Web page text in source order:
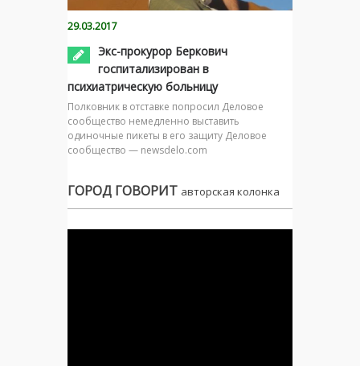
29.03.2017
Экс-прокурор Беркович
госпитализирован в
психиатрическую больницу
Полковник в отставке попросил Деловое
сообщество немедленно выставить
одиночные пикеты в его защиту Деловое
сообщество — newsdelo.com
ГОРОД ГОВОРИТ авторская колонка